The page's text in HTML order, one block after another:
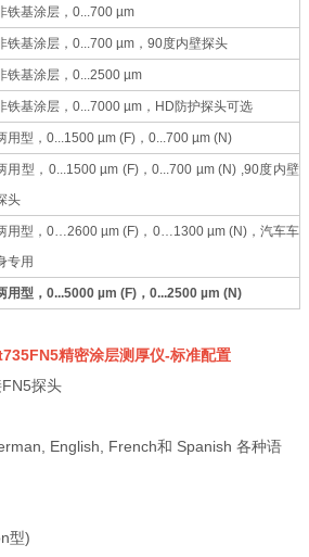
铁基涂层，0...700 µm
铁基涂层，0...700 µm，90度内壁探头
铁基涂层，0...2500 µm
铁基涂层，0...7000 µm，HD防护探头可选
用型，0...1500 µm (F)，0...700 µm (N)
用型，0...1500 µm (F)，0...700 µm (N) ,90度内壁
头
用型，0…2600 µm (F)，0…1300 µm (N)，汽车车
专用
用型，0...5000 µm (F)，0...2500 µm (N)
精密涂层测厚仪-标准配置
探头
English, French和 Spanish 各种语
型)